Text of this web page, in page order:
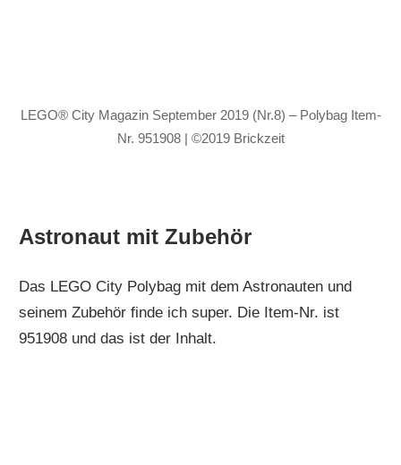
LEGO® City Magazin September 2019 (Nr.8) – Polybag Item-
Nr. 951908 | ©2019 Brickzeit
Astronaut mit Zubehör
Das LEGO City Polybag mit dem Astronauten und
seinem Zubehör finde ich super. Die Item-Nr. ist
951908 und das ist der Inhalt.